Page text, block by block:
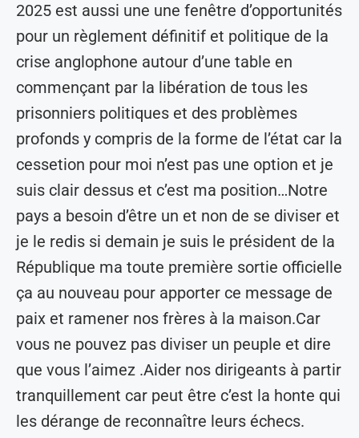
2025 est aussi une une fenêtre d’opportunités
pour un règlement définitif et politique de la
crise anglophone autour d’une table en
commençant par la libération de tous les
prisonniers politiques et des problèmes
profonds y compris de la forme de l’état car la
cessetion pour moi n’est pas une option et je
suis clair dessus et c’est ma position…Notre
pays a besoin d’être un et non de se diviser et
je le redis si demain je suis le président de la
République ma toute première sortie officielle
ça au nouveau pour apporter ce message de
paix et ramener nos frères à la maison.Car
vous ne pouvez pas diviser un peuple et dire
que vous l’aimez .Aider nos dirigeants à partir
tranquillement car peut être c’est la honte qui
les dérange de reconnaître leurs échecs.